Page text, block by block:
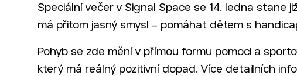
Speciální večer v Signal Space se 14. ledna stane
má přitom jasný smysl – pomáhat dětem s
Pohyb se zde mění v přímou formu pomoci a
který má reálný pozitivní dopad. Více detailních